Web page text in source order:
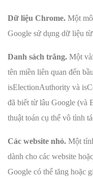
Dữ liệu Chrome. Một
Google sử dụng dữ liệu
Danh sách trắng. Một
tên miền liên quan đến
isElectionAuthority và
đã biết từ lâu Google (và
thuật toán cụ thể vô tình
Các website nhỏ. Một
dành cho các website
Google có thể tăng hoặc